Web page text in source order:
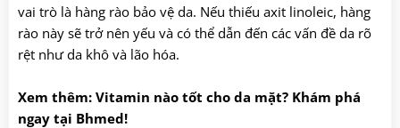
vai trò là hàng rào bảo vệ da. Nếu thiếu axit linoleic, hàng
rào này sẽ trở nên yếu và có thể dẫn đến các vấn đề da rõ
rệt như da khô và lão hóa.
Xem thêm: Vitamin nào tốt cho da mặt? Khám phá
ngay tại Bhmed!